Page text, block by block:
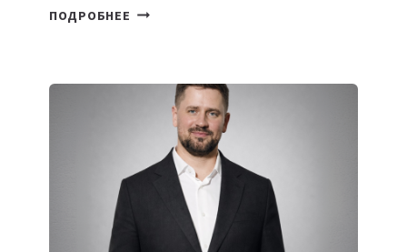
ПОДРОБНЕЕ 6
КОТОРЫЕ
РАЗВИВАЮТ
ТЕХНОЛОГИЧЕСКОЕ
ОБРАЗОВАНИЕ
ТАДЖИКИСТАНА